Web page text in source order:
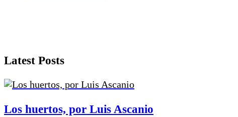
Latest Posts
Los huertos, por Luis Ascanio